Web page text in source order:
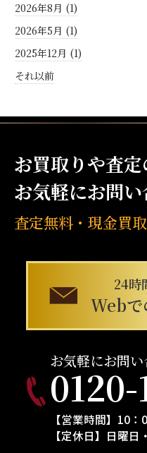
2026年8月 (1)
2026年5月 (1)
2025年12月 (1)
それ以前
お買取りや査定
お気軽にお問い
査定無料・現金買取
24時
Webで
お気軽にお問い
【営業時間】10
【定休日】日曜日